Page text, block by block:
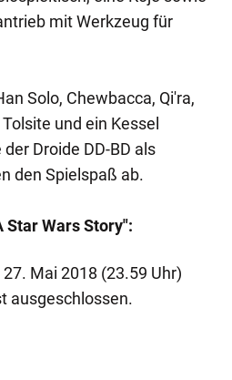
mit Werkzeug für
Solo, Chewbacca, Qi'ra,
und ein Kessel
Droide DD-BD als
den Spielspaß ab.
Star Wars Story":
Mai 2018 (23.59 Uhr)
ausgeschlossen.